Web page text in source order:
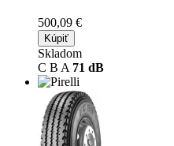
500,09 €
Kúpiť
Skladom
C B A 71 dB